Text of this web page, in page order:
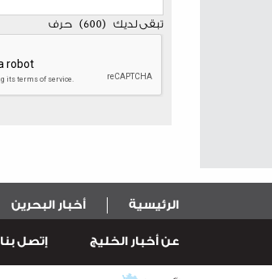
تبقى لديك (
600
)حرف
الرئيسية أخبار البحرين
عن أخبار الخليج إتصل بنا